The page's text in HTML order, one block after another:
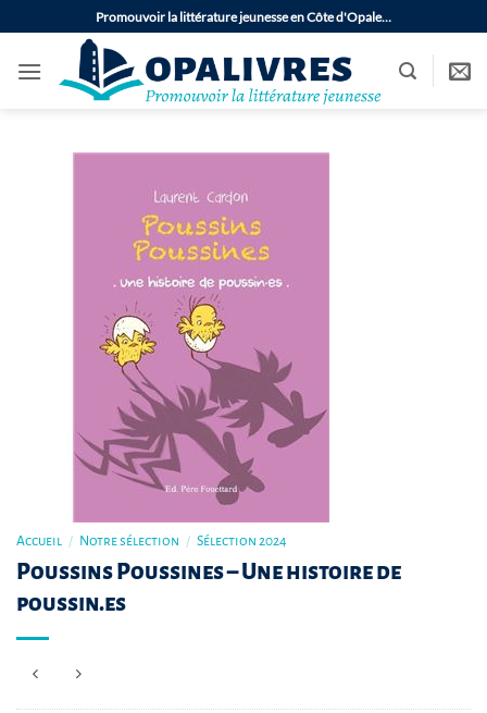
au
contenu
Promouvoir la littérature jeunesse en Côte d'Opale…
Accueil / Notre sélection / Sélection 2024
Poussins Poussines – Une histoire de
poussin.es